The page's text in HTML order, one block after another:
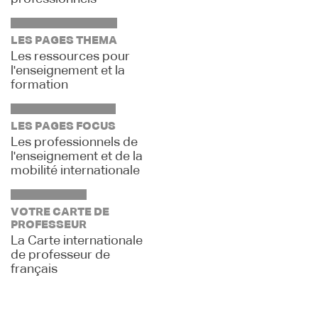
LES PAGES THEMA
Les ressources pour
l'enseignement et la
formation
LES PAGES FOCUS
Les professionnels de
l'enseignement et de la
mobilité internationale
VOTRE CARTE DE
PROFESSEUR
La Carte internationale
de professeur de
français